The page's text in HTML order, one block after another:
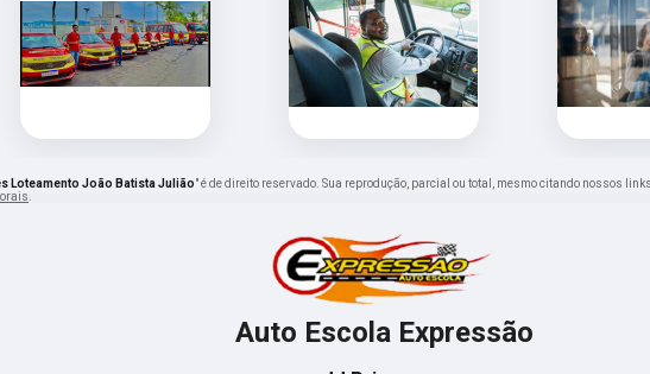
Loteamento João Batista Julião" é de direito reservado. Sua reprodução, parcial ou total, mesmo citando nossos
Auto Escola Expressão